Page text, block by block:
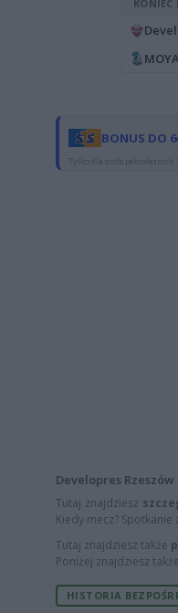
KONIEC
BONUS DO
Tylko dla osób
Developres
Tutaj znajdziesz
Kiedy mecz?
Tutaj znajdziesz także
Poniżej znajdziesz
HISTORIA